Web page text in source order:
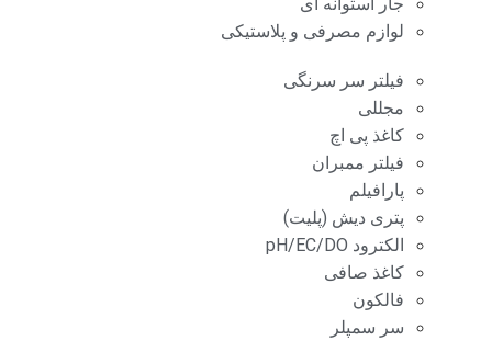
لوازم مصرفی و پلاستیکی
فیلتر سر سرنگی
مجللی
کاغذ پی اچ
فیلتر ممبران
پارافیلم
پتری دیش (پلیت)
الکترود pH/EC/DO
کاغذ صافی
فالکون
سر سمپلر